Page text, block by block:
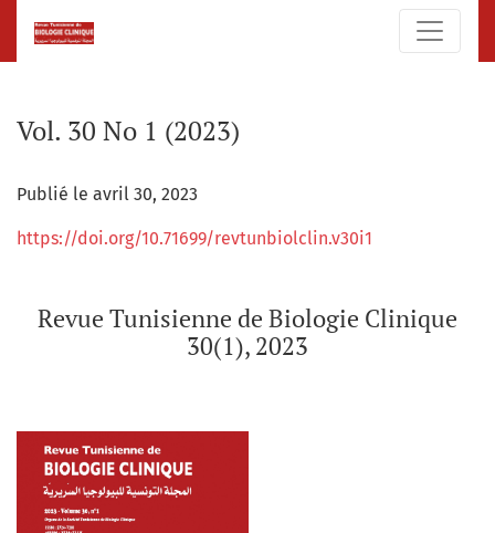
Vol. 30 No 1 (2023): Revue Tunisienne de Biologie Clinique
Vol. 30 No 1 (2023)
Publié le avril 30, 2023
https://doi.org/10.71699/revtunbiolclin.v30i1
Revue Tunisienne de Biologie Clinique
30(1), 2023